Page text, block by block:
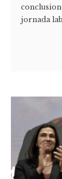
jornada